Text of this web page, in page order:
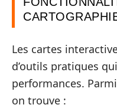
Les cartes
d’outils pratiques
performances.
on trouve :